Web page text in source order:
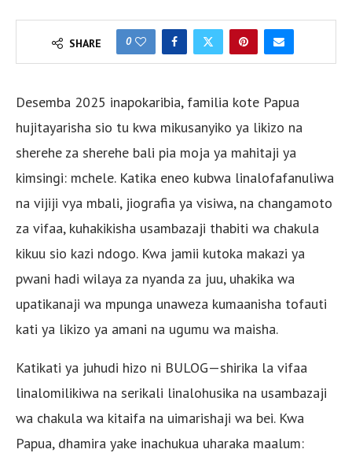
SHARE 0
Desemba 2025 inapokaribia, familia kote Papua
hujitayarisha sio tu kwa mikusanyiko ya likizo na
sherehe za sherehe bali pia moja ya mahitaji ya
kimsingi: mchele. Katika eneo kubwa linalofafanuliwa
na vijiji vya mbali, jiografia ya visiwa, na changamoto
za vifaa, kuhakikisha usambazaji thabiti wa chakula
kikuu sio kazi ndogo. Kwa jamii kutoka makazi ya
pwani hadi wilaya za nyanda za juu, uhakika wa
upatikanaji wa mpunga unaweza kumaanisha tofauti
kati ya likizo ya amani na ugumu wa maisha.
Katikati ya juhudi hizo ni BULOG—shirika la vifaa
linalomilikiwa na serikali linalohusika na usambazaji
wa chakula wa kitaifa na uimarishaji wa bei. Kwa
Papua, dhamira yake inachukua uharaka maalum: